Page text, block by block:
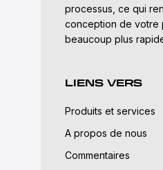
processus, ce qui
conception de votre
beaucoup plus
LIENS VERS
Produits et services
A propos de nous
Commentaires